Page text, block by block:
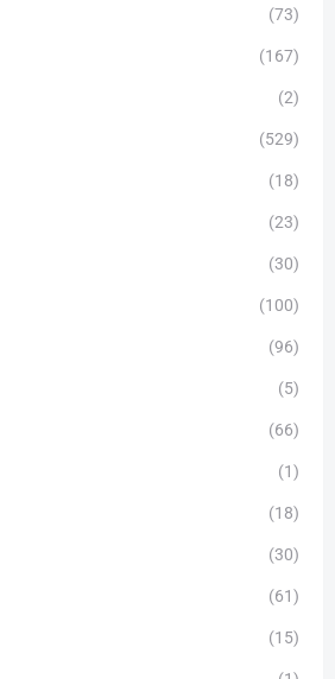
(73)
(167)
(2)
(529)
(18)
(23)
(30)
(100)
(96)
(5)
(66)
(1)
(18)
(30)
(61)
(15)